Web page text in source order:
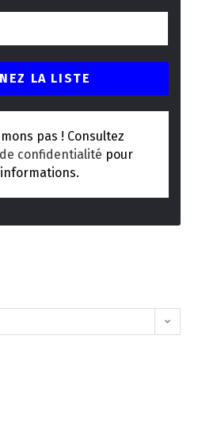
pas ! Consultez
confidentialité pour